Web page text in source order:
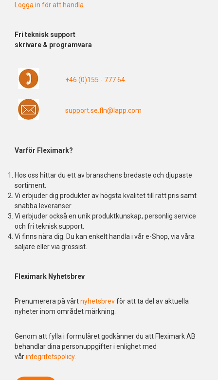
Logga in för att handla
Fri teknisk support
skrivare & programvara
+46 (0)155 - 777 64
support.se.fln@lapp.com
Varför Fleximark?
Hos oss hittar du ett av branschens bredaste och djupaste
sortiment.
Vi erbjuder dig produkter av högsta kvalitet till rätt pris samt
snabba leveranser.
Vi erbjuder också en unik produktkunskap, personlig service
och fri teknisk support.
Vi finns nära dig. Du kan enkelt handla i vår e-Shop, via våra
säljare eller via grossist.
Fleximark Nyhetsbrev
Prenumerera på vårtnyhetsbrevför att ta del av aktuella
nyheter inom området märkning.
Genom att fylla i formuläret godkänner du att Fleximark AB
behandlar dina personuppgifter i enlighet med
vårintegritetspolicy.